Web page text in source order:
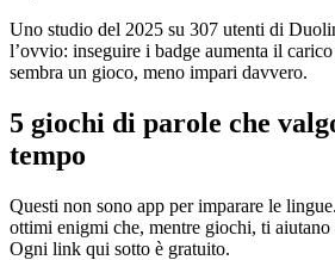
Uno studio del 2025 su 307 utenti di
l’ovvio: inseguire i badge aumenta il
sembra un gioco, meno impari davvero.
5 giochi di parole che
tempo
Questi non sono app per imparare le
ottimi enigmi che, mentre giochi, ti aiutano
Ogni link qui sotto è gratuito.